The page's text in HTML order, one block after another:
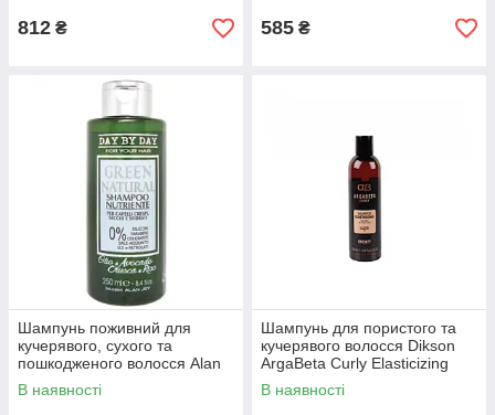
812 ₴ 585 ₴
Шампунь поживний для
кучерявого, сухого та
пошкодженого волосся Alan
Jey Shampoo Nutriente 250
мл
В наявності
Шампунь для пористого та
кучерявого волосся Dikson
ArgaBeta Curly Elasticizing
Shampoo 250 мл
В наявності